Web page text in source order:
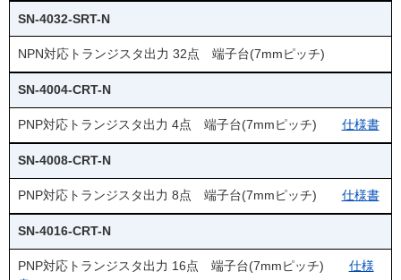
SN-4032-SRT-N
NPN対応トランジスタ出力 32点 端子台(7mmピッチ)
SN-4004-CRT-N
PNP対応トランジスタ出力 4点 端子台(7mmピッチ) 仕様書
SN-4008-CRT-N
PNP対応トランジスタ出力 8点 端子台(7mmピッチ) 仕様書
SN-4016-CRT-N
PNP対応トランジスタ出力 16点 端子台(7mmピッチ) 仕様